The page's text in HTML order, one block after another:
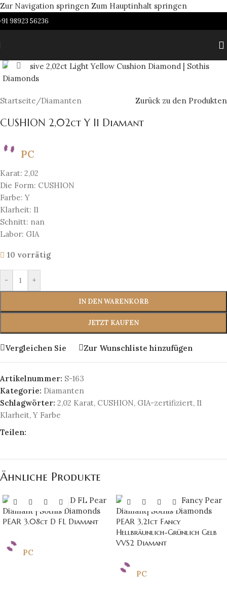
Zur Navigation springen Zum Hauptinhalt springen
98923 56236
Zum Vergrößern anklicken
Startseite/Diamanten Zurück zu den Produkten
CUSHION 2,02ct Y I1 Diamant
PC
Karat: 2,02
Die Form: CUSHION
Farbe: Y
Klarheit: I1
Schnitt: nan
Labor: GIA
10 vorrätig
- +
IN DEN WARENKORB
JETZT KAUFEN
Vergleichen Sie Zur Wunschliste hinzufügen
Artikelnummer: S-163
Kategorie: Diamanten
Schlagwörter: 2,02 Karat, CUSHION, GIA-zertifiziert, I1
Klarheit, Y Farbe
Teilen:
Ähnliche Produkte
PEAR 3.08ct D FL Diamant
PC
PEAR 3,21ct Fancy
Hellbräunlich-Grünlich Gelb
VVS2 Diamant
PC